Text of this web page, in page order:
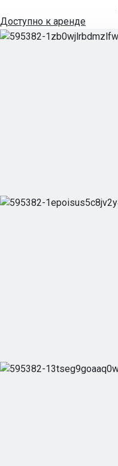
Доступно к аренде